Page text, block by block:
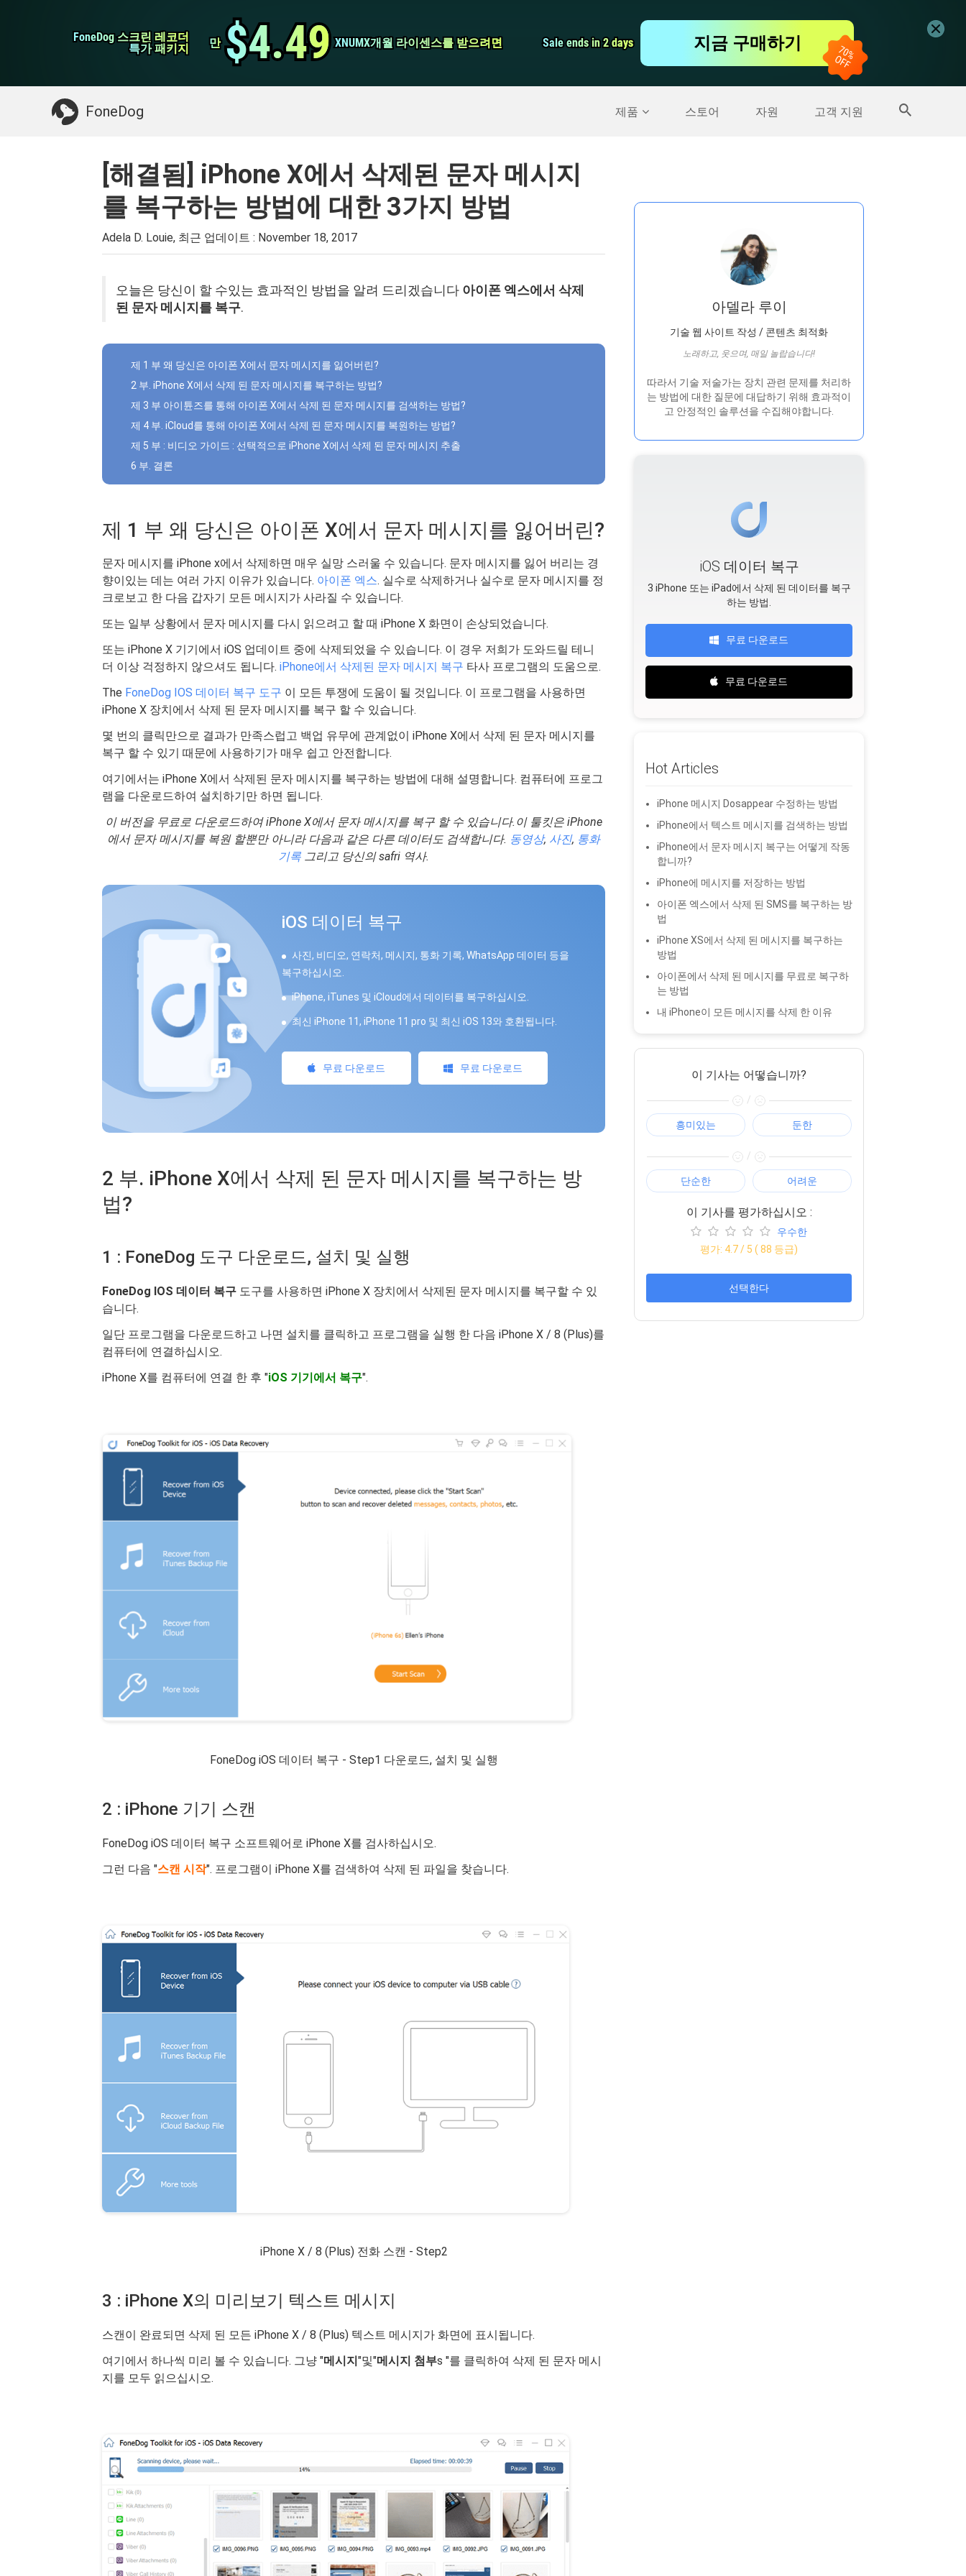
FoneDog 스크린 레코더
FoneDog 스크린 레코더
특가 패키지
특가 패키지 만
만 $4.49
$4.49 XNUMX개월 라이센스를 받으려면
XNUMX개월 라이센스를 받으려면 Sale ends in 2 days
Sale ends in 2 days 지금 구매하기
FoneDog 제품 스토어 자원 고객 지원
iPhone 클리너 스크린 레코더
필요한 것 : Mac 정리 더 많은 제품
[해결됨] iPhone X에서 삭제된 문자 메시지
를 복구하는 방법에 대한 3가지 방법
Adela D. Louie, 최근 업데이트 : November 18, 2017
오늘은 당신이 할 수있는 효과적인 방법을 알려 드리겠습니다 아이폰 엑스에서 삭제
된 문자 메시지를 복구.
제 1 부 왜 당신은 아이폰 X에서 문자 메시지를 잃어버린?
2 부. iPhone X에서 삭제 된 문자 메시지를 복구하는 방법?
제 3 부 아이튠즈를 통해 아이폰 X에서 삭제 된 문자 메시지를 검색하는 방법?
제 4 부. iCloud를 통해 아이폰 X에서 삭제 된 문자 메시지를 복원하는 방법?
제 5 부 : 비디오 가이드 : 선택적으로 iPhone X에서 삭제 된 문자 메시지 추출
6 부. 결론
제 1 부 왜 당신은 아이폰 X에서 문자 메시지를 잃어버린?
문자 메시지를 iPhone x에서 삭제하면 매우 실망 스러울 수 있습니다. 문자 메시지를 잃어 버리는 경
향이있는 데는 여러 가지 이유가 있습니다. 아이폰 엑스. 실수로 삭제하거나 실수로 문자 메시지를 정
크로보고 한 다음 갑자기 모든 메시지가 사라질 수 있습니다.
또는 일부 상황에서 문자 메시지를 다시 읽으려고 할 때 iPhone X 화면이 손상되었습니다.
또는 iPhone X 기기에서 iOS 업데이트 중에 삭제되었을 수 있습니다. 이 경우 저희가 도와드릴 테니
더 이상 걱정하지 않으셔도 됩니다. iPhone에서 삭제된 문자 메시지 복구 타사 프로그램의 도움으로.
The FoneDog IOS 데이터 복구 도구 이 모든 투쟁에 도움이 될 것입니다. 이 프로그램을 사용하면
iPhone X 장치에서 삭제 된 문자 메시지를 복구 할 수 있습니다.
몇 번의 클릭만으로 결과가 만족스럽고 백업 유무에 관계없이 iPhone X에서 삭제 된 문자 메시지를
복구 할 수 있기 때문에 사용하기가 매우 쉽고 안전합니다.
여기에서는 iPhone X에서 삭제된 문자 메시지를 복구하는 방법에 대해 설명합니다. 컴퓨터에 프로그
램을 다운로드하여 설치하기만 하면 됩니다.
이 버전을 무료로 다운로드하여 iPhone X에서 문자 메시지를 복구 할 수 있습니다.이 툴킷은 iPhone
에서 문자 메시지를 복원 할뿐만 아니라 다음과 같은 다른 데이터도 검색합니다. 동영상, 사진, 통화
기록 그리고 당신의 safri 역사.
iOS 데이터 복구
사진, 비디오, 연락처, 메시지, 통화 기록, WhatsApp 데이터 등을
복구하십시오.
iPhone, iTunes 및 iCloud에서 데이터를 복구하십시오.
최신 iPhone 11, iPhone 11 pro 및 최신 iOS 13와 호환됩니다.
무료 다운로드 무료 다운로드
2 부. iPhone X에서 삭제 된 문자 메시지를 복구하는 방
법?
1 : FoneDog 도구 다운로드, 설치 및 실행
FoneDog IOS 데이터 복구 도구를 사용하면 iPhone X 장치에서 삭제된 문자 메시지를 복구할 수 있
습니다.
일단 프로그램을 다운로드하고 나면 설치를 클릭하고 프로그램을 실행 한 다음 iPhone X / 8 (Plus)를
컴퓨터에 연결하십시오.
iPhone X를 컴퓨터에 연결 한 후 "iOS 기기에서 복구".
FoneDog iOS 데이터 복구 - Step1 다운로드, 설치 및 실행
2 : iPhone 기기 스캔
FoneDog iOS 데이터 복구 소프트웨어로 iPhone X를 검사하십시오.
그런 다음 "스캔 시작". 프로그램이 iPhone X를 검색하여 삭제 된 파일을 찾습니다.
iPhone X / 8 (Plus) 전화 스캔 - Step2
3 : iPhone X의 미리보기 텍스트 메시지
스캔이 완료되면 삭제 된 모든 iPhone X / 8 (Plus) 텍스트 메시지가 화면에 표시됩니다.
여기에서 하나씩 미리 볼 수 있습니다. 그냥 "메시지"및"메시지 첨부s "를 클릭하여 삭제 된 문자 메시
지를 모두 읽으십시오.
아델라 루이
기술 웹 사이트 작성 / 콘텐츠 최적화
노래하고, 웃으며, 매일 놀랍습니다!
따라서 기술 저술가는 장치 관련 문제를 처리하
는 방법에 대한 질문에 대답하기 위해 효과적이
고 안정적인 솔루션을 수집해야합니다.
iOS 데이터 복구
3 iPhone 또는 iPad에서 삭제 된 데이터를 복구
하는 방법.
무료 다운로드
무료 다운로드
Hot Articles
iPhone 메시지 Dosappear 수정하는 방법
iPhone에서 텍스트 메시지를 검색하는 방법
iPhone에서 문자 메시지 복구는 어떻게 작동
합니까?
iPhone에 메시지를 저장하는 방법
아이폰 엑스에서 삭제 된 SMS를 복구하는 방
법
iPhone XS에서 삭제 된 메시지를 복구하는
방법
아이폰에서 삭제 된 메시지를 무료로 복구하
는 방법
내 iPhone이 모든 메시지를 삭제 한 이유
이 기사는 어떻습니까?
/
흥미있는 둔한
/
단순한 어려운
이 기사를 평가하십시오 :
우수한
평가: 4.7/ 5 (88 등급)
선택한다